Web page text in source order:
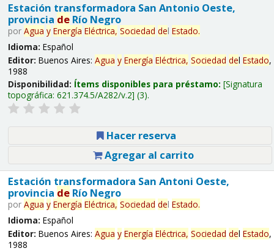
Estación transformadora San Antonio Oeste,
provincia deRío Negro
por Agua y Energía Eléctrica, Sociedad del Estado.
Idioma: Español
Editor: Buenos Aires: Agua y Energía Eléctrica, Sociedad del Estado,
1988
Disponibilidad: Ítems disponibles para préstamo: Signatura
topográfica: 621.374.5/A282/v.2 (3).
Hacer reserva
Agregar al carrito
Estación transformadora San Antoni Oeste,
provincia deRío Negro
por Agua y Energía Eléctrica, Sociedad del Estado.
Idioma: Español
Editor: Buenos Aires: Agua y Energía Eléctrica, Sociedad del Estado,
1988